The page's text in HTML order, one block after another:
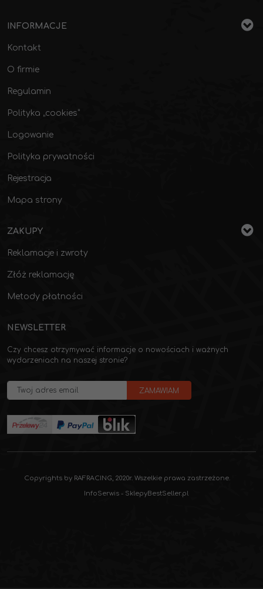
INFORMACJE
Kontakt
O firmie
Regulamin
Polityka „cookies”
Logowanie
Polityka prywatności
Rejestracja
Mapa strony
ZAKUPY
Reklamacje i zwroty
Złóż reklamację
Metody płatności
NEWSLETTER
Czy chcesz otrzymywać informacje o nowościach i ważnych
wydarzeniach na naszej stronie?
Copyrights by RAFRACING, 2020r. Wszelkie prawa zastrzeżone.
InfoSerwis - SklepyBestSeller.pl